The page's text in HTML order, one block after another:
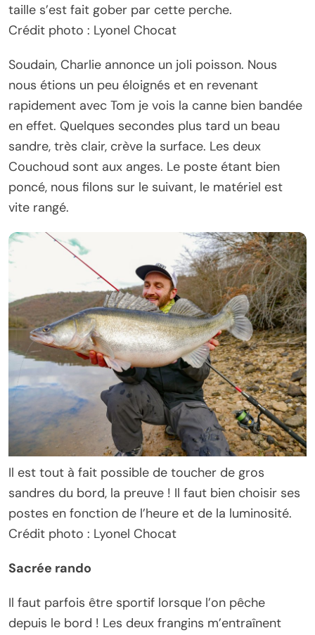
taille s’est fait gober par cette perche.
Crédit photo : Lyonel Chocat
Soudain, Charlie annonce un joli poisson. Nous
nous étions un peu éloignés et en revenant
rapidement avec Tom je vois la canne bien bandée
en effet. Quelques secondes plus tard un beau
sandre, très clair, crève la surface. Les deux
Couchoud sont aux anges. Le poste étant bien
poncé, nous filons sur le suivant, le matériel est
vite rangé.
Il est tout à fait possible de toucher de gros
sandres du bord, la preuve ! Il faut bien choisir ses
postes en fonction de l’heure et de la luminosité.
Crédit photo : Lyonel Chocat
Sacrée rando
Il faut parfois être sportif lorsque l’on pêche
depuis le bord ! Les deux frangins m’entraînent